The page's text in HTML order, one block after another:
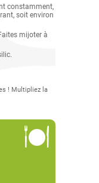
constamment,
soit environ
mijoter à
! Multipliez la